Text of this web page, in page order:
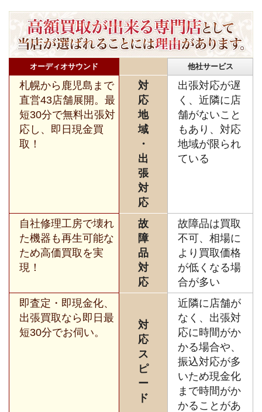
オーディオサウンド 他社サービス
札幌から鹿児島まで
直営43店舗展開。最
短30分で無料出張対
応し、即日現金買
取！
対
応
地
域
・
出
張
対
応
出張対応が遅
く、近隣に店
舗がないこと
もあり、対応
地域が限られ
ている
自社修理工房で壊れ
た機器も再生可能な
ため高価買取を実
現！
故
障
品
対
応
故障品は買取
不可、相場に
より買取価格
が低くなる場
合が多い
即査定・即現金化、
出張買取なら即日最
短30分でお伺い。
対
応
ス
ピ
ー
ド
近隣に店舗が
なく、出張対
応に時間がか
かる場合や、
振込対応が多
いため現金化
まで時間がか
かることがあ